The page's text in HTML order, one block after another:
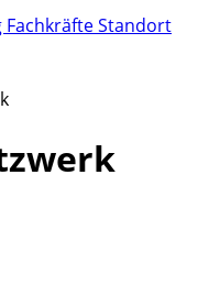
FachkräfteStandort